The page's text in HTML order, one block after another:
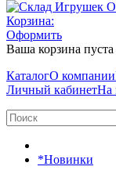
Корзина:
Оформить
Ваша корзина пуста
КаталогО компании
Личный кабинетНа
*Новинки